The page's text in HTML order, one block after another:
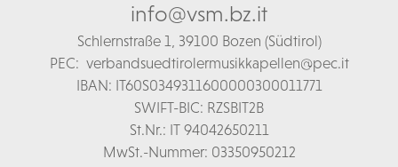
info@vsm.bz.it
Schlernstraße 1, 39100 Bozen (Südtirol)
PEC: verbandsuedtirolermusikkapellen@pec.it
IBAN: IT60S0349311600000300011771
SWIFT-BIC: RZSBIT2B
St.Nr.: IT 94042650211
MwSt.-Nummer: 03350950212